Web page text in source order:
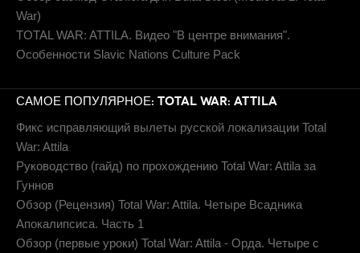
War)
TOTAL WAR: ATTILA. Видео "В центре внимания".
Особенности Slavic Nations Culture Pack
САМОЕ ПОПУЛЯРНОЕ: TOTAL WAR: ATTILA
Фикс исправляющий вылеты русской локализации Total
War: Attila
Руководство (гайд) по прохождению Total War: Attila за
Гуннов
Обзор (Рецензия) Total War: Attila. Четыре Всадника
Апокалипсиса. Часть 1
Обзор (первые уроки) Total War: Attila - Орда. Четыре с